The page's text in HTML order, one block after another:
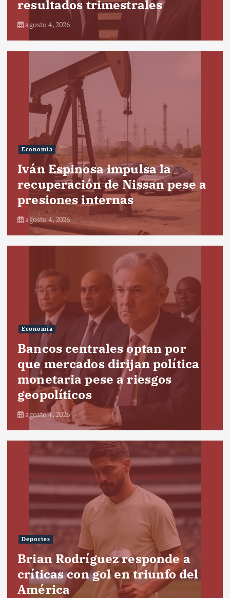
resultados trimestrales
agosto 4, 2026
Economía
Iván Espinosa impulsa la
recuperación de Nissan pese a
presiones internas
agosto 4, 2026
Economía
Bancos centrales optan por
que mercados dirijan política
monetaria pese a riesgos
geopolíticos
agosto 4, 2026
Deportes
Brian Rodríguez responde a
críticas con gol en triunfo del
América